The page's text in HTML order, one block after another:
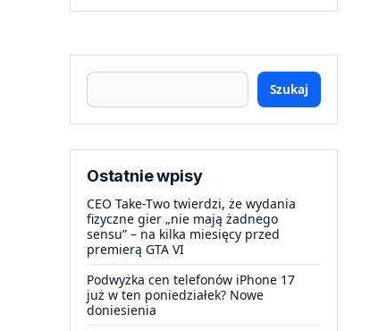
Szukaj
Ostatnie wpisy
CEO Take-Two twierdzi, że wydania
fizyczne gier „nie mają żadnego
sensu” – na kilka miesięcy przed
premierą GTA VI
Podwyżka cen telefonów iPhone 17
już w ten poniedziałek? Nowe
doniesienia